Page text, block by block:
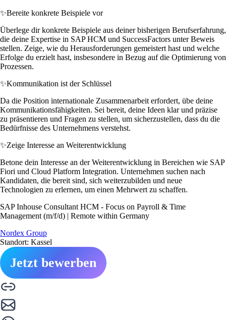
✨Bereite konkrete Beispiele vor
Überlege dir konkrete Beispiele aus deiner bisherigen Berufserfahrung,
die deine Expertise in SAP HCM und SuccessFactors unter Beweis
stellen. Zeige, wie du Herausforderungen gemeistert hast und welche
Erfolge du erzielt hast, insbesondere in Bezug auf die Optimierung von
Prozessen.
✨Kommunikation ist der Schlüssel
Da die Position internationale Zusammenarbeit erfordert, übe deine
Kommunikationsfähigkeiten. Sei bereit, deine Ideen klar und präzise
zu präsentieren und Fragen zu stellen, um sicherzustellen, dass du die
Bedürfnisse des Unternehmens verstehst.
✨Zeige Interesse an Weiterentwicklung
Betone dein Interesse an der Weiterentwicklung in Bereichen wie SAP
Fiori und Cloud Platform Integration. Unternehmen suchen nach
Kandidaten, die bereit sind, sich weiterzubilden und neue
Technologien zu erlernen, um einen Mehrwert zu schaffen.
SAP Inhouse Consultant HCM - Focus on Payroll & Time
Management (m/f/d) | Remote within Germany
Nordex Group
Standort: Kassel
Jetzt bewerben